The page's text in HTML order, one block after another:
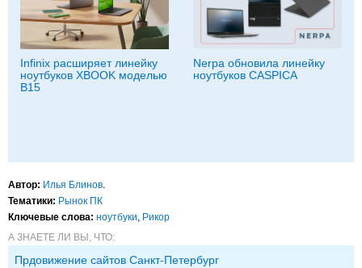
Infinix расширяет линейку
ноутбуков XBOOK моделью
B15
Nerpa обновила линейку
ноутбуков CASPICA
Автор: Илья Блинов.
Тематики: Рынок ПК
Ключевые слова: ноутбуки, Рикор
А ЗНАЕТЕ ЛИ ВЫ, ЧТО:
Прдовижение сайтов Санкт-Петербург